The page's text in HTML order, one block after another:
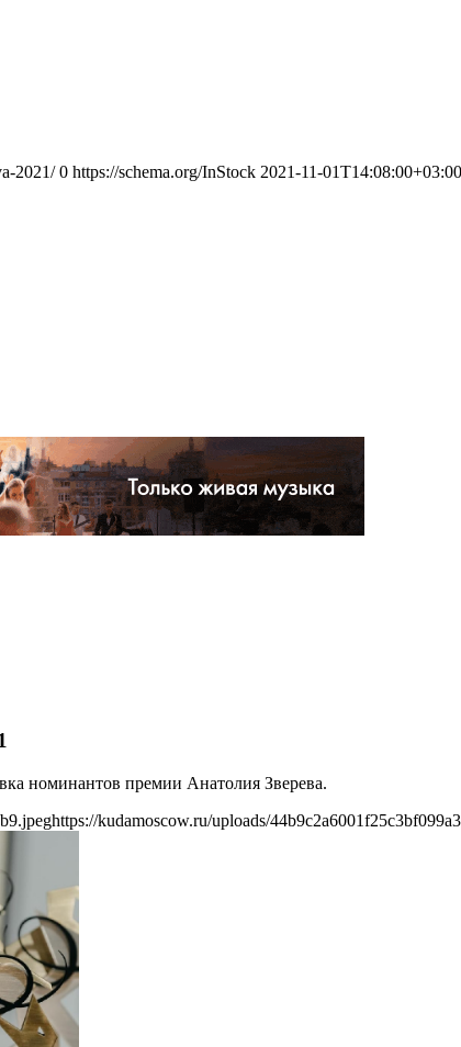
2021/ 0 https://schema.org/InStock 2021-11-01T14:08:00+03:00
номинантов премии Анатолия Зверева.
https://kudamoscow.ru/uploads/